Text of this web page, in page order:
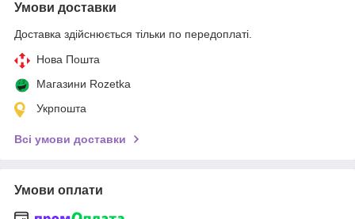
Умови доставки
Доставка здійснюється тільки по передоплаті.
Нова Пошта
Магазини Rozetka
Укрпошта
Всі умови доставки
Умови оплати